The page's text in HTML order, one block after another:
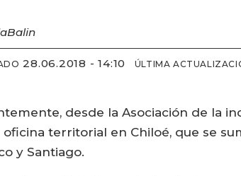
Balin
28.06.2018 - 14:10 ÚLTIMA
desde la Asociación de la
oficina territorial en Chiloé, que se
y Santiago.